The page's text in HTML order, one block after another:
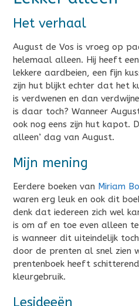
Het verhaal
August de Vos is vroeg op
helemaal alleen. Hij heeft
lekkere aardbeien, een fijn
zijn hut blijkt echter dat het
is verdwenen en dan
is daar toch? Wanneer
ook nog eens zijn hut kapot.
alleen’ dag van August.
Mijn mening
Eerdere boeken van Miriam
waren erg leuk en ook dit
denk dat iedereen zich wel
is om af en toe even alleen
is wanneer dit uiteindelijk
door de prenten al snel zien
prentenboek heeft
kleurgebruik.
Lesideeën